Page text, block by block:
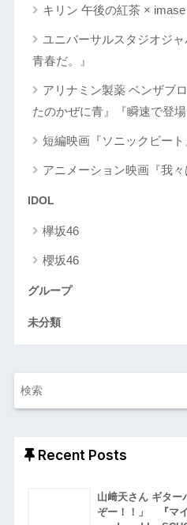
キリン 午後の紅茶 ×
ユニバーサルスタジオジ
青春だ。』
アリナミン製薬 ベンザブ
たのかぜに青』『瞬速で登場
短編映画『ソニックビート
アニメーション映画『我々
IDOL
欅坂46
櫻坂46
グループ
未分類
Recent Posts
山﨑天さん ギター
ぞー！！」 『マ